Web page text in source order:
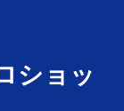
ショッ